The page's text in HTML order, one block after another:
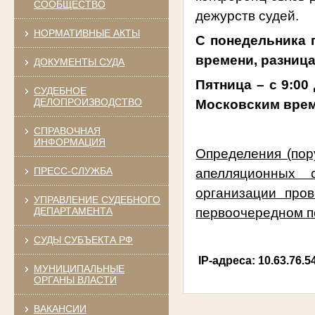
СООБЩЕСТВО
НОРМАТИВНЫЕ АКТЫ
ДОКУМЕНТЫ СУДА
СУДЕБНОЕ
ДЕЛОПРОИЗВОДСТВО
СПРАВОЧНАЯ
ИНФОРМАЦИЯ
ПРЕСС-СЛУЖБА
УПРАВЛЕНИЕ СУДЕБНОГО
ДЕПАРТАМЕНТА
СУДЫ СУБЪЕКТА РФ
МУНИЦИПАЛЬНЫЕ
ОРГАНЫ ВЛАСТИ
ВАКАНСИИ
дежурств судей.
С понедельника
времени,
Пятница – с
Московским
Определения
организации
первоочередном
IP-адреса: